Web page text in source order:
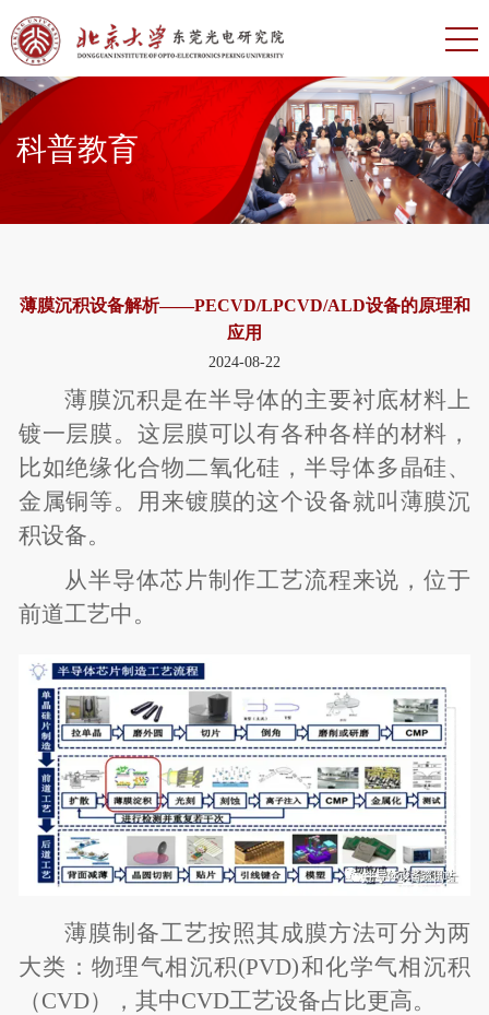
科普教育
薄膜沉积设备解析——PECVD/LPCVD/ALD设备的原理和
应用
2024-08-22
薄膜沉积是在半导体的主要衬底材料上
镀一层膜。这层膜可以有各种各样的材料，
比如绝缘化合物二氧化硅，半导体多晶硅、
金属铜等。用来镀膜的这个设备就叫薄膜沉
积设备。
从半导体芯片制作工艺流程来说，位于
前道工艺中。
薄膜制备工艺按照其成膜方法可分为两
大类：物理气相沉积(PVD)和化学气相沉积
（CVD），其中CVD工艺设备占比更高。